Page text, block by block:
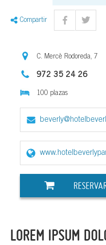
Compartir
LOREM IPSUM
C. Mercè Rodoreda, 7
972 35 24 26
100 plazas